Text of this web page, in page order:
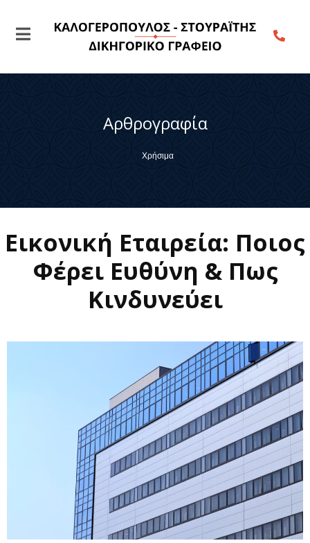
Αρθρογραφία
Χρήσιμα
Εικονική Εταιρεία: Ποιος
Φέρει Ευθύνη & Πως
Κινδυνεύει